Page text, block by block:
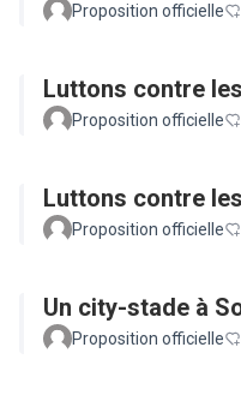
Proposition officielle
Luttons contre
Proposition officielle
Luttons contre
Proposition officielle
Un city-stade à
Proposition officielle